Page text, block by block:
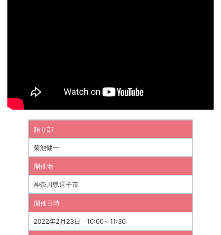
語り部
菊池健一
開催地
神奈川県逗子市
開催日時
2022年2月23日 10:00～11:30